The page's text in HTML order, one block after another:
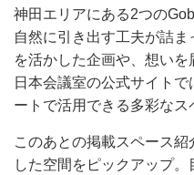
神田エリアにある2つの
自然に引き出す工夫が詰
を活かした企画や、想いを
日本会議室の公式サイト
ートで活用できる多彩なス
このあとの掲載スペース
した空間をピックアップ